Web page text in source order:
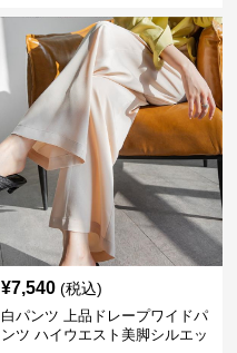
¥7,540 (税込)
白パンツ 上品ドレープワイドパ
ンツ ハイウエスト美脚シルエッ